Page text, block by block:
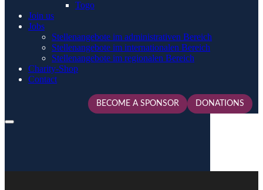
Togo
Join us
Jobs
Stellenangebote im administrativen Bereich
Stellenangebote im internationalen Bereich
Stellenangebote im regionalen Bereich
Charity-Shop
Contact
BECOME A SPONSOR DONATIONS